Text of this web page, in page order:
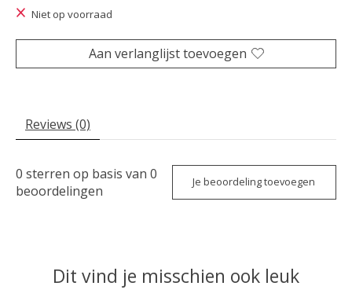
Niet op voorraad
Aan verlanglijst toevoegen
Reviews (0)
0 sterren op basis van 0
beoordelingen
Je beoordeling toevoegen
Dit vind je misschien ook leuk